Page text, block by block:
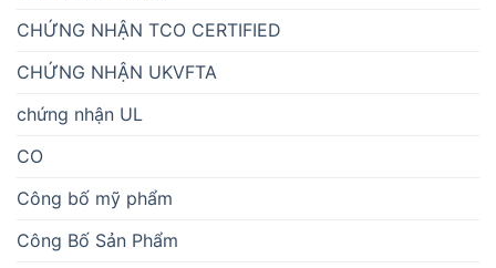
CHỨNG NHẬN TCO CERTIFIED
CHỨNG NHẬN UKVFTA
chứng nhận UL
CO
Công bố mỹ phẩm
Công Bố Sản Phẩm